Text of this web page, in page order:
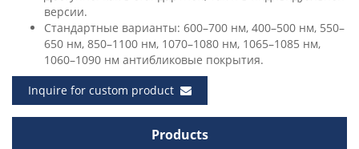
версии.
Стандартные варианты: 600–700 нм, 400–500 нм, 550–
650 нм, 850–1100 нм, 1070–1080 нм, 1065–1085 нм,
1060–1090 нм антибликовые покрытия.
Inquire for custom product
Products